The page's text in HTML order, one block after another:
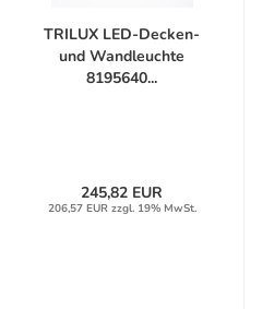
TRILUX LED-Decken-
und Wandleuchte
8195640...
245,82 EUR
206,57 EUR zzgl. 19% MwSt.